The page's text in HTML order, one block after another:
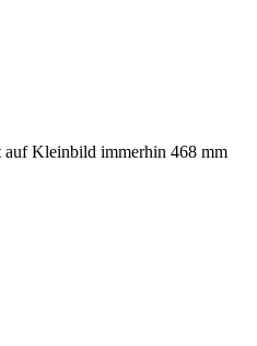
auf Kleinbild immerhin 468 mm